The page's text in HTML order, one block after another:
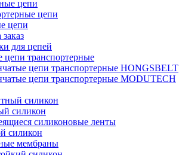
цепи
цепи
цепи
для цепей
цепи транспортерные
цепи транспортерные HONGSBELT
цепи транспортерные MODUTECH
силикон
силикон
силиконовые ленты
силикон
мембраны